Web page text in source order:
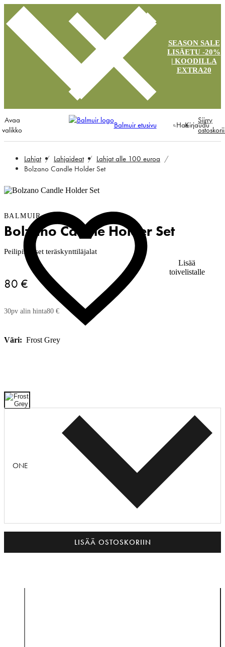
SEASON SALE
LISÄETU -20%
| KOODILLA
EXTRA20
Avaa
valikko
Balmuir etusivu HaeKirjaudu
Siirry
Lahjat Lahjaideat
Lahjat alle 100 euroa
Bolzano Candle Holder Set
Lisää
toivelistalle
BALMUIR
Bolzano Candle Holder Set
Peilipintaiset teräskynttiläjalat
80 €
30pv alin hinta80 €
Väri: Frost Grey
ONE
LISÄÄ OSTOSKORIIN